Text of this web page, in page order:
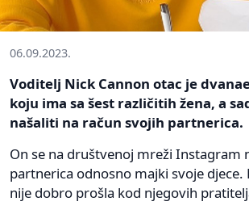
06.09.2023.
Voditelj Nick Cannon otac je
koju ima sa šest različitih žena, a
našaliti na račun svojih partnerica.
On se na društvenoj mreži Instagram
partnerica odnosno majki svoje djece.
nije dobro prošla kod njegovih